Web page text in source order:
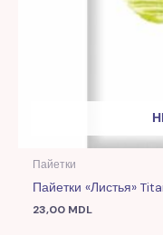
Пайетки
Пайетки «Листья»
23,00 MDL